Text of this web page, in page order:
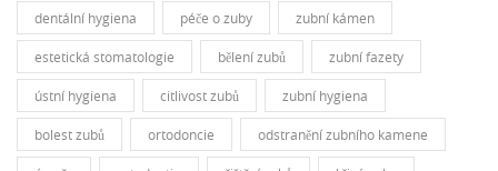
dentální hygiena péče o zuby zubní kámen
estetická stomatologie bělení zubů zubní fazety
ústní hygiena citlivost zubů zubní hygiena
bolest zubů ortodoncie odstranění zubního kamene